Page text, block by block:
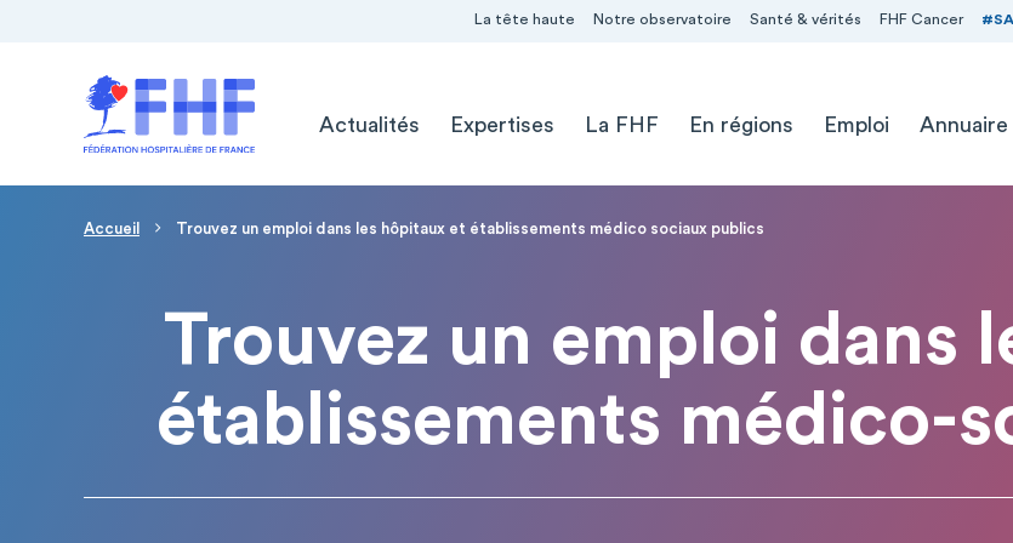
La tête haute Notre observatoire Santé & vérités FHF Cancer
Actualités
Expertises La FHF En régions Emploi Annuaire
Page d'accueil
Fil d'Ariane
Accueil Trouvez un emploi dans les hôpitaux et établissements médico sociaux publics
Trouvez un emploi dans
établissements médico-